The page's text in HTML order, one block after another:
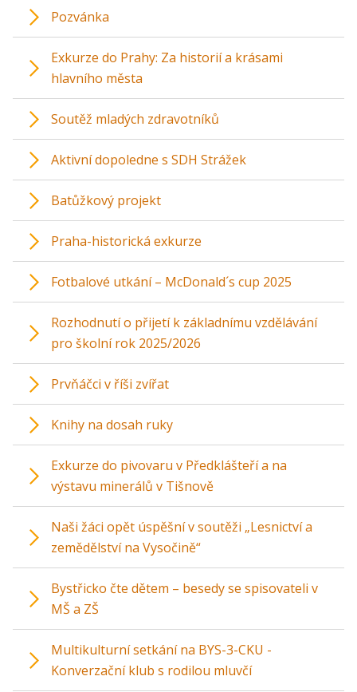
Pozvánka
Exkurze do Prahy: Za historií a krásami
hlavního města
Soutěž mladých zdravotníků
Aktivní dopoledne s SDH Strážek
Batůžkový projekt
Praha-historická exkurze
Fotbalové utkání – McDonald´s cup 2025
Rozhodnutí o přijetí k základnímu vzdělávání
pro školní rok 2025/2026
Prvňáčci v říši zvířat
Knihy na dosah ruky
Exkurze do pivovaru v Předklášteří a na
výstavu minerálů v Tišnově
Naši žáci opět úspěšní v soutěži „Lesnictví a
zemědělství na Vysočině“
Bystřicko čte dětem – besedy se spisovateli v
MŠ a ZŠ
Multikulturní setkání na BYS-3-CKU -
Konverzační klub s rodilou mluvčí